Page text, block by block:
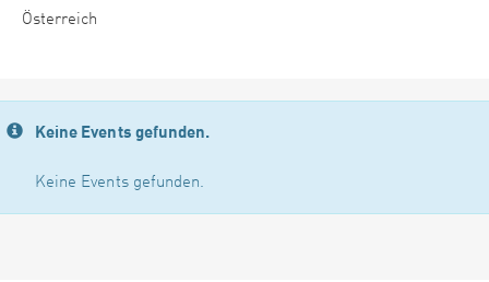
Österreich
Keine Events gefunden.
Keine Events gefunden.